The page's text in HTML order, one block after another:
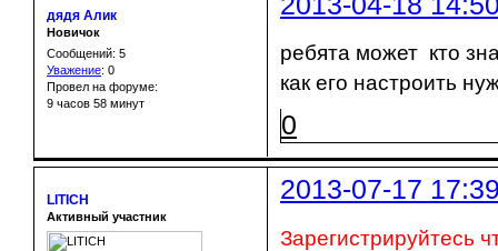
дядя Алик
Новичок
Сообщений: 5
Уважение: 0
Провел на форуме:
9 часов 58 минут
ребята может кто
как его настроить
0
2013-07-17
LITICH
Активный участник
Зарегистрируйтесь